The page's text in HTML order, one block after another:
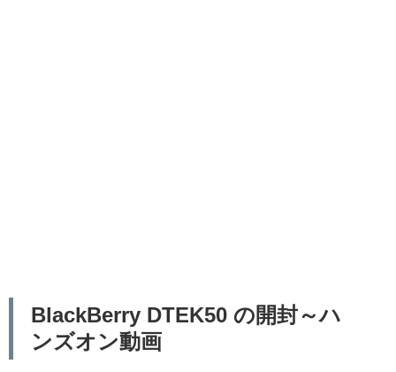
BlackBerry DTEK50 の開封～ハ
ンズオン動画